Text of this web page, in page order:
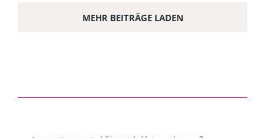
MEHR BEITRÄGE LADEN